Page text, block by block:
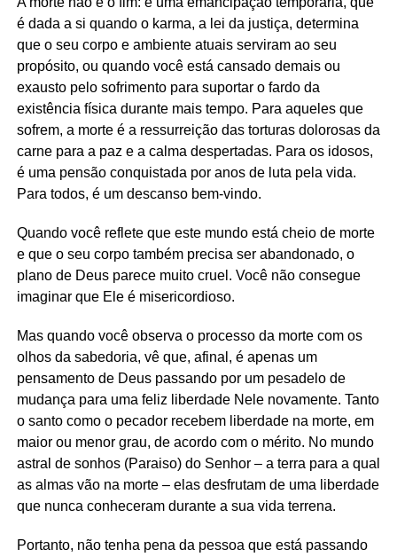
é dada a si quando o karma, a lei da justiça, determina
que o seu corpo e ambiente atuais serviram ao seu
propósito, ou quando você está cansado demais ou
exausto pelo sofrimento para suportar o fardo da
existência física durante mais tempo. Para aqueles que
sofrem, a morte é a ressurreição das torturas dolorosas da
carne para a paz e a calma despertadas. Para os idosos,
é uma pensão conquistada por anos de luta pela vida.
Para todos, é um descanso bem-vindo.
Quando você reflete que este mundo está cheio de morte
e que o seu corpo também precisa ser abandonado, o
plano de Deus parece muito cruel. Você não consegue
imaginar que Ele é misericordioso.
Mas quando você observa o processo da morte com os
olhos da sabedoria, vê que, afinal, é apenas um
pensamento de Deus passando por um pesadelo de
mudança para uma feliz liberdade Nele novamente. Tanto
o santo como o pecador recebem liberdade na morte, em
maior ou menor grau, de acordo com o mérito. No mundo
astral de sonhos (Paraiso) do Senhor – a terra para a qual
as almas vão na morte – elas desfrutam de uma liberdade
que nunca conheceram durante a sua vida terrena.
Portanto, não tenha pena da pessoa que está passando